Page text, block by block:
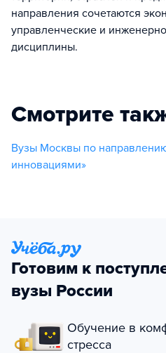
направления сочетаются
управленческие и
дисциплины.
Смотрите
Вузы Москвы по
инновациями»
Готовим к
вузы России
Обучение в
стресса